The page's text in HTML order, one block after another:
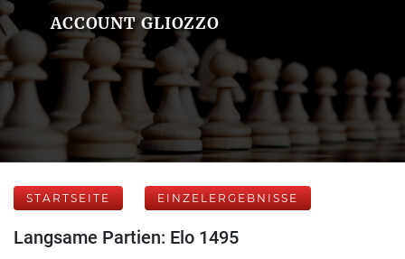
ACCOUNT GLIOZZO
STARTSEITE EINZELERGEBNISSE
Langsame Partien: Elo 1495